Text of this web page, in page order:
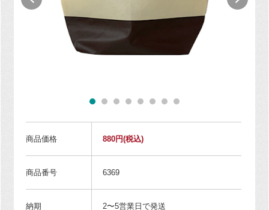
商品価格 880円(税込)
商品番号 6369
納期 2〜5営業日で発送